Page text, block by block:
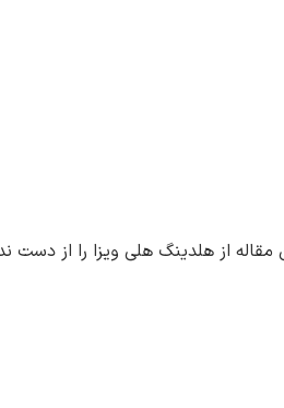
از هلدینگ هلی ویزا را از دست